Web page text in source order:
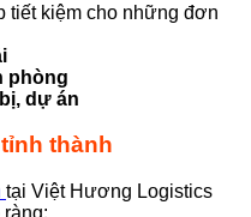
tiết kiệm cho những đơn
phòng
dự án
thành
tại Việt Hương Logistics